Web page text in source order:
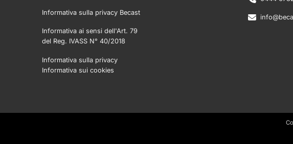
Informativa sulla privacy Becast
Informativa ai sensi dell'Art. 79
del Reg. IVASS N° 40/2018
Informativa sulla privacy
Informativa sui cookies